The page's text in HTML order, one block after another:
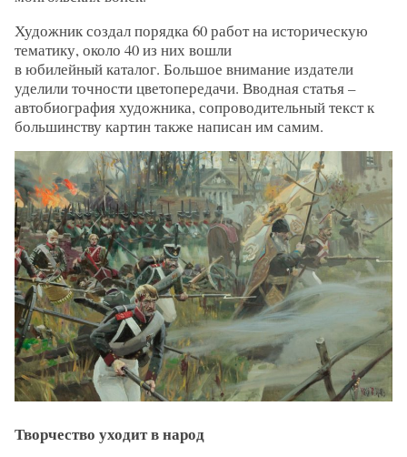
Художник создал порядка 60 работ на историческую
тематику, около 40 из них вошли
в юбилейный каталог. Большое внимание издатели
уделили точности цветопередачи. Вводная статья –
автобиография художника, сопроводительный текст к
большинству картин также написан им самим.
Творчество уходит в народ